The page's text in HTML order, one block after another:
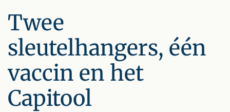
Twee
sleutelhangers, één
vaccin en het
Capitool